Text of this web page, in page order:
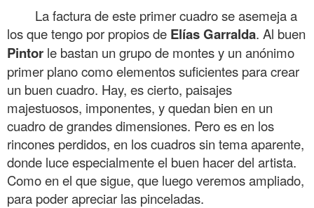
La factura de este primer cuadro se asemeja a
los que tengo por propios de ElíasGarralda. Al buen
Pintor le bastan un grupo de montes y un anónimo
primer plano como elementos suficientes para crear
un buen cuadro. Hay, es cierto, paisajes
majestuosos, imponentes, y quedan bien en un
cuadro de grandes dimensiones. Pero es en los
rincones perdidos, en los cuadros sin tema aparente,
donde luce especialmente el buen hacer del artista.
Como en el que sigue, que luego veremos ampliado,
para poder apreciar las pinceladas.